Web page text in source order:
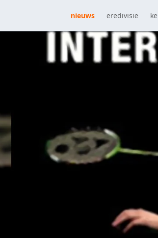
nieuws eredivisie